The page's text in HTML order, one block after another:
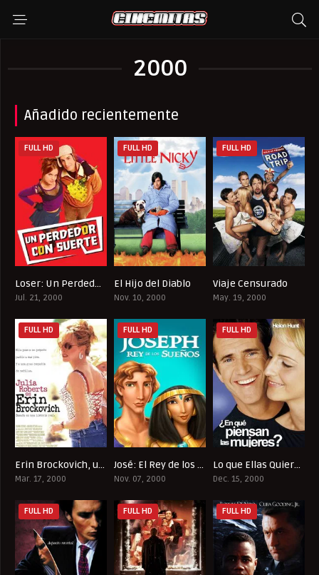
2000
Añadido recientemente
5.4
FULL HD
Loser: Un Perdedor con Suerte
Jul. 21, 2000
5.3
FULL HD
El Hijo del Diablo
Nov. 10, 2000
FULL HD
Viaje Censurado
May. 19, 2000
7.5
FULL HD
Erin Brockovich, una mujer audaz
Mar. 17, 2000
6.5
FULL HD
José: El Rey de los Sueños
Nov. 07, 2000
6.4
FULL HD
Lo que Ellas Quieren
Dec. 15, 2000
FULL HD FULL HD FULL HD